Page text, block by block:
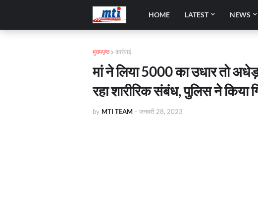
HOME LATEST NEWS
मुख्यपृष्ठ कार्रवाई
मां ने लिया 5000 का उधार तो
रहा शारीरिक संबंध, पुलिस ने किया
by MTI TEAM - जनवरी 28, 2023